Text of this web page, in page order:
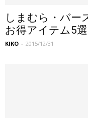
しまむら・バー
お得アイテム5選
KIKO - 2015/12/31